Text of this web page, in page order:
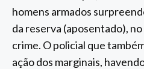
homens armados
da reserva (aposentado),
crime. O policial que
ação dos marginais,